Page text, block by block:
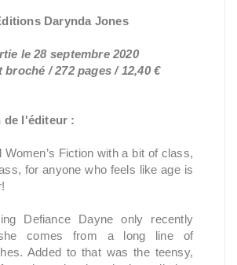
Darynda Jones
le 28 septembre 2020
broché / 272 pages / 12,40 €
de l'éditeur :
Women’s Fiction with a bit of class,
for anyone who feels like age is
Defiance Dayne only recently
comes from a long line of
Added to that was the teensy,